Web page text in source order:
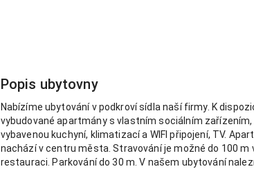
Popis ubytovny
Nabízíme ubytování v podkroví sídla naší firmy. K
vybudované apartmány s vlastním sociálním zařízením,
vybavenou kuchyní, klimatizací a WIFI připojení, TV.
nachází v centru města. Stravování je možné do 100 m
restauraci. Parkování do 30 m. V našem ubytování